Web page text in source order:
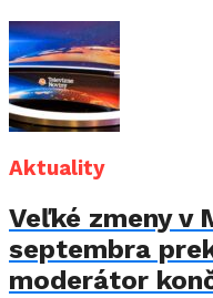
Aktuality
Veľké zmeny v
septembra
moderátor